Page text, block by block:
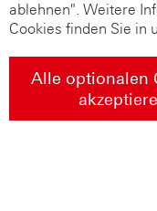
ablehnen". Weitere
Cookies finden Sie in
Alle optionalen